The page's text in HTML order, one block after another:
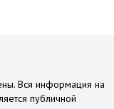
Вся информация на
публичной